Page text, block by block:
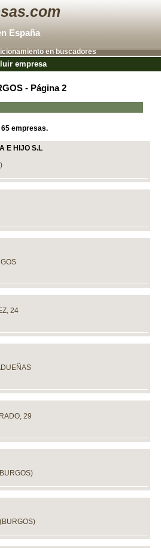
España
en buscadores
empresa
- Página 2
empresas.
E HIJO S.L
24
29